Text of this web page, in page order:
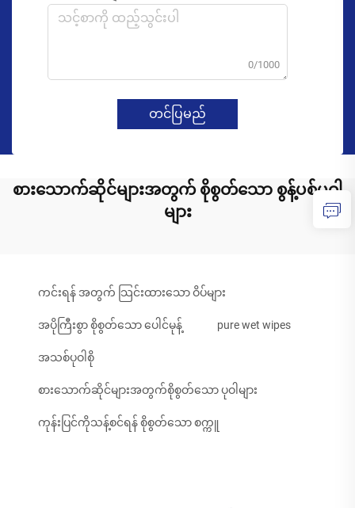
0/1000
တင်ပြမည်
စားသောက်ဆိုင်များအတွက် စိုစွတ်သော စွန့်ပစ်ပဝါ
များ
ကင်းရန် အတွက် သြင်းထားသော ဝိပ်များ
အပိုကြီးစွာ စိုစွတ်သော ပေါင်မုန့် pure wet wipes
အသစ်ပုဝါစို
စားသောက်ဆိုင်များအတွက်စိုစွတ်သော ပုဝါများ
ကုန်းပြင်ကိုသန့်စင်ရန် စိုစွတ်သော စက္ကူ